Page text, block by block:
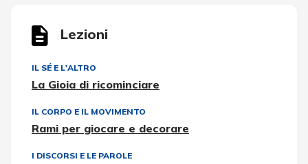
Lezioni
IL SÉ E L'ALTRO
La Gioia di ricominciare
IL CORPO E IL MOVIMENTO
Rami per giocare e decorare
I DISCORSI E LE PAROLE